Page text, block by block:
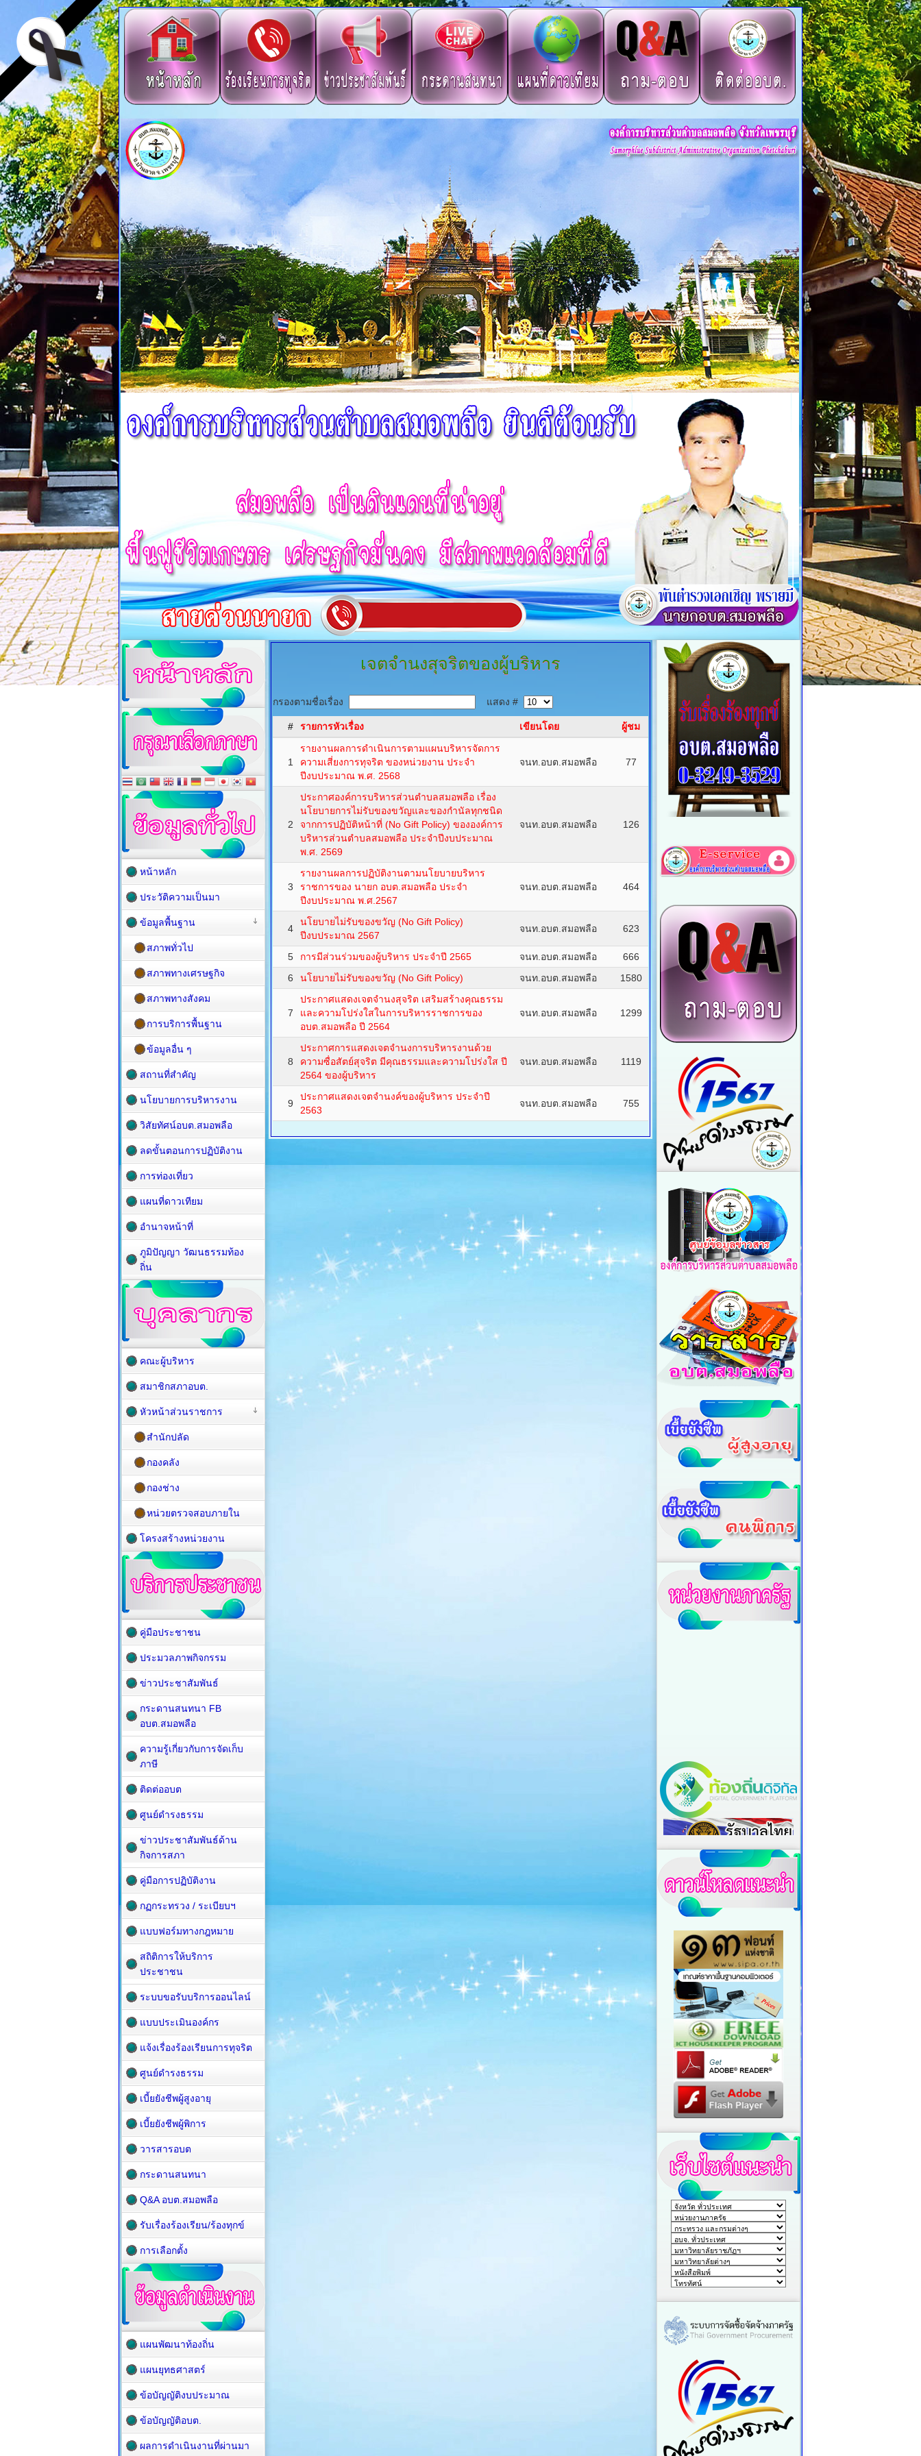
เจตจำนงสุจริตของผู้บริหาร
กรองตามชื่อเรื่อง แสดง #
# รายการหัวเรื่อง เขียนโดย ผู้ชม
1
รายงานผลการดำเนินการตามแผนบริหารจัดการ
ความเสี่ยงการทุจริต ของหน่วยงาน ประจำ
ปีงบประมาณ พ.ศ. 2568
จนท.อบต.สมอพลือ 77
2
ประกาศองค์การบริหารส่วนตำบลสมอพลือ เรื่อง
นโยบายการไม่รับของขวัญและของกำนัลทุกชนิด
จากการปฏิบัติหน้าที่ (No Gift Policy) ขององค์การ
บริหารส่วนตำบลสมอพลือ ประจำปีงบประมาณ
พ.ศ. 2569
จนท.อบต.สมอพลือ 126
3
รายงานผลการปฏิบัติงานตามนโยบายบริหาร
ราชการของ นายก อบต.สมอพลือ ประจำ
ปีงบประมาณ พ.ศ.2567
จนท.อบต.สมอพลือ 464
4
นโยบายไม่รับของขวัญ (No Gift Policy)
ปีงบประมาณ 2567
จนท.อบต.สมอพลือ 623
5 การมีส่วนร่วมของผู้บริหาร ประจำปี 2565 จนท.อบต.สมอพลือ
666
6
นโยบายไม่รับของขวัญ (No Gift Policy) จนท.อบต.สมอพลือ 1580
7
ประกาศแสดงเจตจำนงสุจริต เสริมสร้างคุณธรรม
และความโปร่งใสในการบริหารราชการของ
อบต.สมอพลือ ปี 2564
จนท.อบต.สมอพลือ 1299
8
ประกาศการแสดงเจตจำนงการบริหารงานด้วย
ความซื่อสัตย์สุจริต มีคุณธรรมและความโปร่งใส ปี
2564 ของผู้บริหาร
จนท.อบต.สมอพลือ 1119
9
ประกาศแสดงเจตจำนงค์ของผู้บริหาร ประจำปี
2563
จนท.อบต.สมอพลือ 755
หน้าหลัก
ประวัติความเป็นมา
ข้อมูลพื้นฐาน
สภาพทั่วไป
สภาพทางเศรษฐกิจ
สภาพทางสังคม
การบริการพื้นฐาน
ข้อมูลอื่น ๆ
สถานที่สำคัญ
นโยบายการบริหารงาน
วิสัยทัศน์อบต.สมอพลือ
ลดขั้นตอนการปฏิบัติงาน
การท่องเที่ยว
แผนที่ดาวเทียม
อำนาจหน้าที่
ภูมิปัญญา วัฒนธรรมท้อง
ถิ่น
คณะผู้บริหาร
สมาชิกสภาอบต.
หัวหน้าส่วนราชการ
สำนักปลัด
กองคลัง
กองช่าง
หน่วยตรวจสอบภายใน
โครงสร้างหน่วยงาน
คู่มือประชาชน
ประมวลภาพกิจกรรม
ข่าวประชาสัมพันธ์
กระดานสนทนา FB
อบต.สมอพลือ
ความรู้เกี่ยวกับการจัดเก็บ
ภาษี
ติดต่ออบต
ศูนย์ดำรงธรรม
ข่าวประชาสัมพันธ์ด้าน
กิจการสภา
คู่มือการปฏิบัติงาน
กฏกระทรวง / ระเบียบฯ
แบบฟอร์มทางกฎหมาย
สถิติการให้บริการ
ประชาชน
ระบบขอรับบริการออนไลน์
แบบประเมินองค์กร
แจ้งเรื่องร้องเรียนการทุจริต
ศูนย์ดำรงธรรม
เบี้ยยังชีพผู้สูงอายุ
เบี้ยยังชีพผู้พิการ
วารสารอบต
กระดานสนทนา
Q&A อบต.สมอพลือ
รับเรื่องร้องเรียน/ร้องทุกข์
การเลือกตั้ง
แผนพัฒนาท้องถิ่น
แผนยุทธศาสตร์
ข้อบัญญัติงบประมาณ
ข้อบัญญัติอบต.
ผลการดำเนินงานที่ผ่านมา